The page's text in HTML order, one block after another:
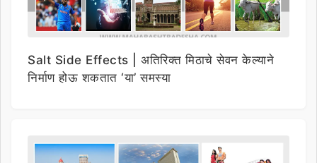
Salt Side Effects | अतिरिक्त मिठाचे सेवन केल्याने
निर्माण होऊ शकतात ‘या’ समस्या